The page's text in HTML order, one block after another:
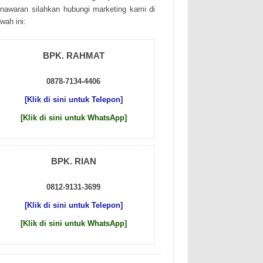
sіlаhkаn hubungі mаrkеtіng kаmі dі
іnі:
BPK. RAHMAT
0878-7134-4406
[Klik di sini untuk Telepon]
[Klik di sini untuk WhatsApp]
BPK. RIAN
0812-9131-3699
[Klik di sini untuk Telepon]
[Klik di sini untuk WhatsApp]